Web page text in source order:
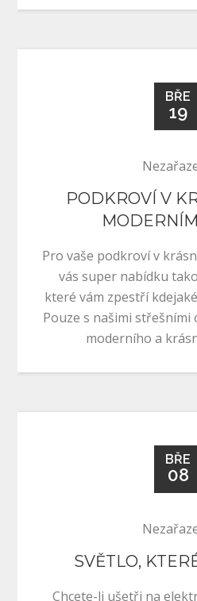
BŘE
19
PODKROVÍ V
Pro vaše podkroví v
vás super nabídku
které vám zpestří
Pouze s našimi
moderního a
BŘE
08
SVĚTLO,
Chcete-li ušetři na